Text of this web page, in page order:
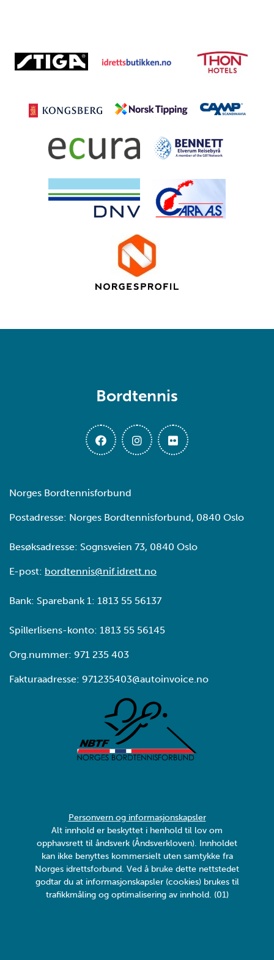
Bordtennis
Norges Bordtennisforbund
Postadresse: Norges Bordtennisforbund, 0840 Oslo
Besøksadresse: Sognsveien 73, 0840 Oslo
E-post: bordtennis@nif.idrett.no
Bank: Sparebank 1: 1813 55 56137
Spillerlisens-konto: 1813 55 56145
Org.nummer: 971 235 403
Fakturaadresse: 971235403@autoinvoice.no
Personvern og informasjonskapsler
Alt innhold er beskyttet i henhold til lov om
opphavsrett til åndsverk (Åndsverkloven). Innholdet
kan ikke benyttes kommersielt uten samtykke fra
Norges idrettsforbund. Ved å bruke dette nettstedet
godtar du at informasjonskapsler (cookies) brukes til
trafikkmåling og optimalisering av innhold. (01)